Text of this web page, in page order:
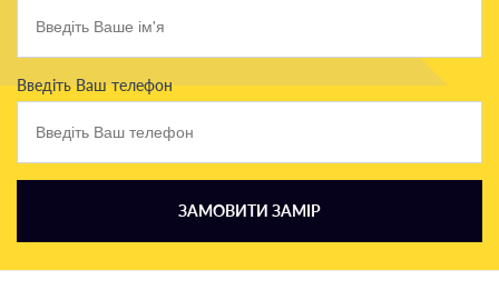
Введіть Ваш телефон
ЗАМОВИТИ ЗАМІР